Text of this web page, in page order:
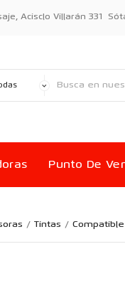
Acisclo Villarán 331
Punto De
Tintas Compatible